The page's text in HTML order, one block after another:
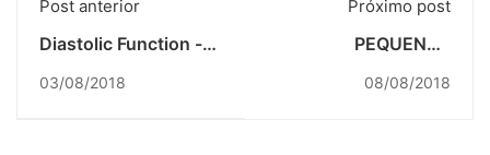
Post anterior
Diastolic Function -
03/08/2018
Próximo post
PEQUENOS
DIVERSAS AULAS DO
08/08/2018